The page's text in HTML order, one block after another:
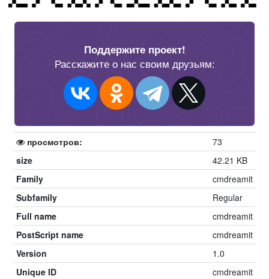
Поддержите проект!
Расскажите о нас своим друзьям:
просмотров:
73
size
42.21 KB
Family
cmdreamit
Subfamily
Regular
Full name
cmdreamit
PostScript name
cmdreamit
Version
1.0
Unique ID
cmdreamit